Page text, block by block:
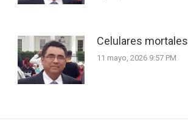
Celulares mortales
11 mayo, 2026 9:57 PM